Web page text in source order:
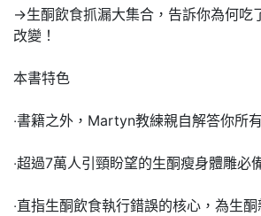
→生酮飲食抓漏大集合，告訴你為何吃
改變！
本書特色
‧書籍之外，Martyn教練親自解答你所
‧超過7萬人引頸盼望的生酮瘦身體雕必
‧直指生酮飲食執行錯誤的核心，為生